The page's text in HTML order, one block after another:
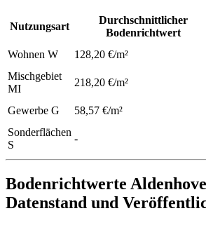
Nutzungsart
Durchschnittlicher
Bodenrichtwert
Wohnen W 128,20 €/m²
Mischgebiet
MI
218,20 €/m²
Gewerbe G 58,57 €/m²
Sonderflächen
S
-
Bodenrichtwerte
Datenstand und